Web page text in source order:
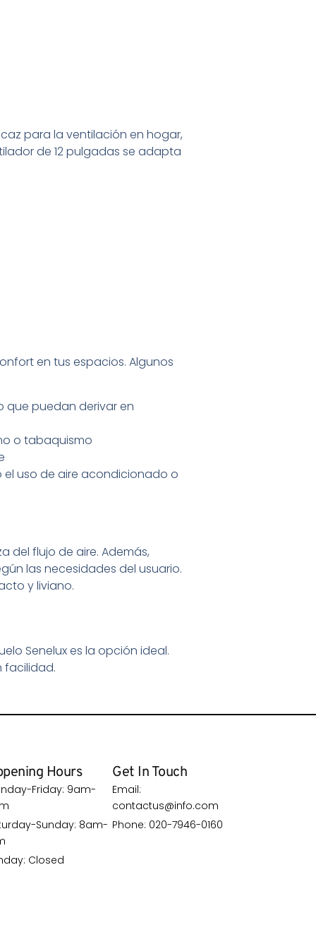
para la ventilación en hogar,
de 12 pulgadas se adapta
en tus espacios. Algunos
que puedan derivar en
o tabaquismo
uso de aire acondicionado o
del flujo de aire. Además,
las necesidades del usuario.
y liviano.
Senelux es la opción ideal.
facilidad.
Hours
Friday: 9am-
Sunday: 8am-
Closed
Get In Touch
Email:
contactus@info.com
Phone: 020-7946-0160